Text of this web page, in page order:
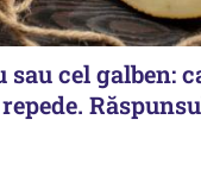
sau cel galben: